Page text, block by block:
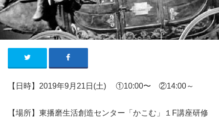
【日時】2019年9月21日(土) ①10:00〜 ②14:00～
【場所】東播磨生活創造センター「かこむ」１F講座研修